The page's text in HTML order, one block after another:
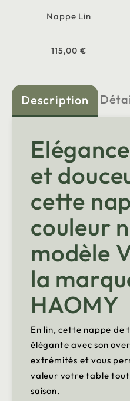
Nappe Lin
115,00 €
Description
et
cette
couleur
modèle
la
HAOMY
En lin, cette nappe de
élégante avec son
extrémités et vous
valeur votre table tout
saison.